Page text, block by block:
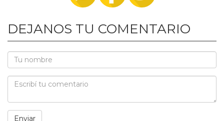
DEJANOS TU COMENTARIO